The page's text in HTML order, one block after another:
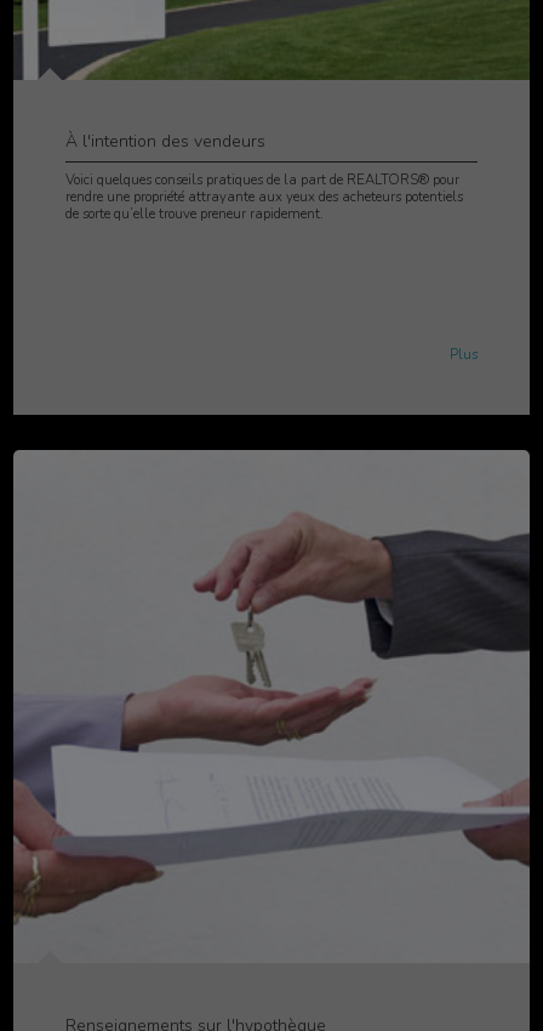
À l'intention des vendeurs
Voici quelques conseils pratiques de la part de REALTORS® pour
rendre une propriété attrayante aux yeux des acheteurs potentiels
de sorte qu’elle trouve preneur rapidement.
Plus
Renseignements sur l'hypothèque